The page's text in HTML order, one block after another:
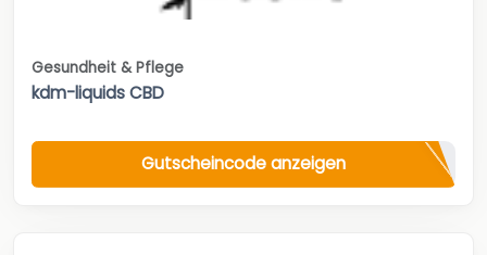
Gesundheit & Pflege
kdm-liquids CBD
Gutscheincode anzeigen